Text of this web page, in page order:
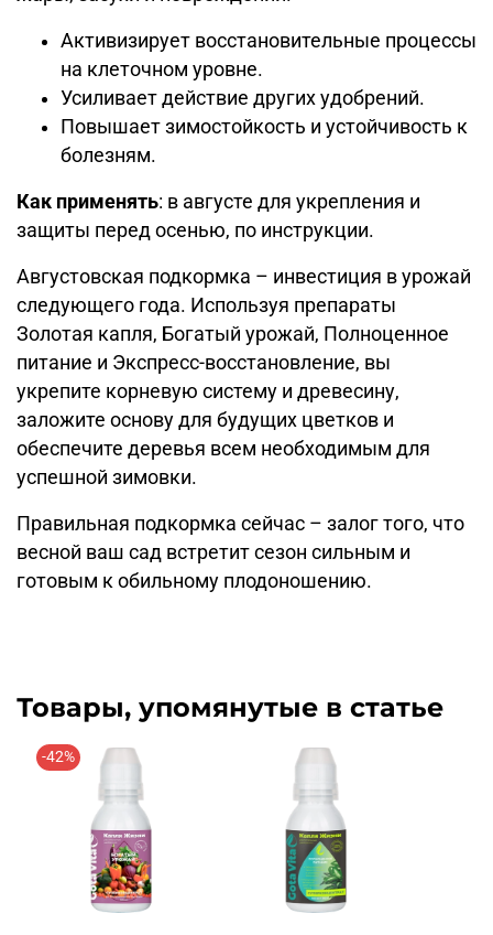
Активизирует восстановительные процессы
на клеточном уровне.
Усиливает действие других удобрений.
Повышает зимостойкость и устойчивость к
болезням.
Как применять: в августе для укрепления и
защиты перед осенью, по инструкции.
Августовская подкормка – инвестиция в урожай
следующего года. Используя препараты
Золотая капля, Богатый урожай, Полноценное
питание и Экспресс-восстановление, вы
укрепите корневую систему и древесину,
заложите основу для будущих цветков и
обеспечите деревья всем необходимым для
успешной зимовки.
Правильная подкормка сейчас – залог того, что
весной ваш сад встретит сезон сильным и
готовым к обильному плодоношению.
Товары, упомянутые в статье
-42%